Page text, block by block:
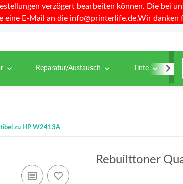
verzögert bearbeiten können. Die bei
eine E-Mail an die info@printerlife.de.Wir danken
Reparatur/Austausch Tinte
zu HP W2413A
Rebuilttoner